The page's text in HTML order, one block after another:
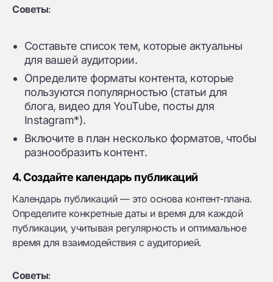
Советы:
Составьте список тем, которые актуальны
для вашей аудитории.
Определите форматы контента, которые
пользуются популярностью (статьи для
блога, видео для YouTube, посты для
Instagram*).
Включите в план несколько форматов, чтобы
разнообразить контент.
4. Создайте календарь публикаций
Календарь публикаций — это основа контент-плана.
Определите конкретные даты и время для каждой
публикации, учитывая регулярность и оптимальное
время для взаимодействия с аудиторией.
Советы: